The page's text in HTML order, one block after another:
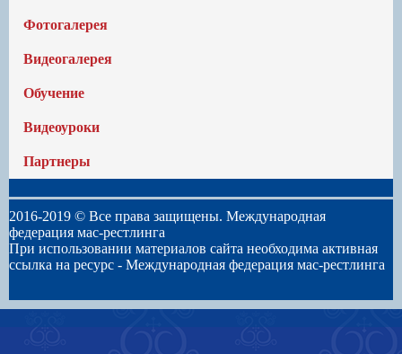
Фотогалерея
Видеогалерея
Обучение
Видеоуроки
Партнеры
2016-2019 © Все права защищены. Международная
федерация мас-рестлинга
При использовании материалов сайта необходима активная
ссылка на ресурс - Международная федерация мас-рестлинга